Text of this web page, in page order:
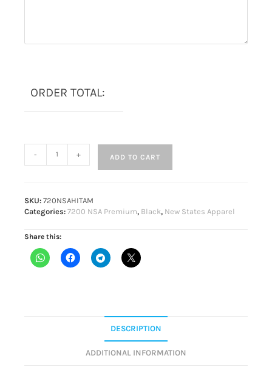
ORDER TOTAL:
- + ADD TO CART
SKU:720NSAHITAM
Categories:7200 NSA Premium, Black, New States Apparel
Share this:
DESCRIPTION
ADDITIONAL INFORMATION